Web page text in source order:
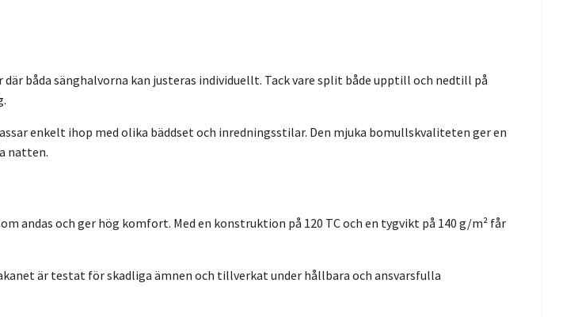
båda sänghalvorna kan justeras individuellt. Tack vare split både upptill och nedtill på
enkelt ihop med olika bäddset och inredningsstilar. Den mjuka bomullskvaliteten ger en
natten.
och ger hög komfort. Med en konstruktion på 120 TC och en tygvikt på 140 g/m² får
är testat för skadliga ämnen och tillverkat under hållbara och ansvarsfulla